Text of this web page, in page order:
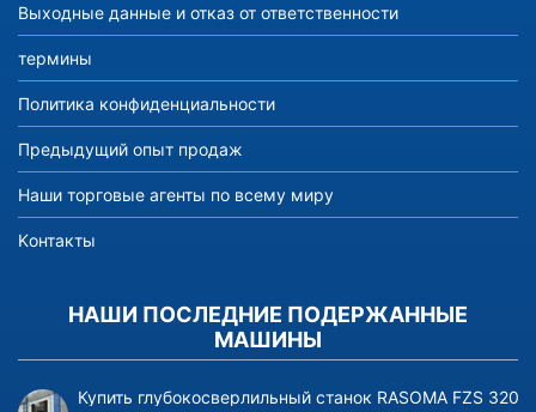
Выходные данные и отказ от ответственности
термины
Политика конфиденциальности
Предыдущий опыт продаж
Наши торговые агенты по всему миру
Kонтакты
НАШИ ПОСЛЕДНИЕ ПОДЕРЖАННЫЕ
МАШИНЫ
Купить глубокосверлильный станок RASOMA FZS